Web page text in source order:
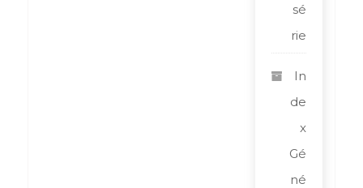
sé
rie
In
de
x
Gé
né